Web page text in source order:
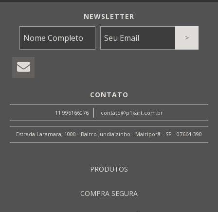
NEWSLETTER
CONTATO
11 996166076 contato@p1kart.com.br
Estrada Laramara, 1000 - Bairro Jundiaizinho - Mairiporã - SP - 07664-390
PRODUTOS
COMPRA SEGURA